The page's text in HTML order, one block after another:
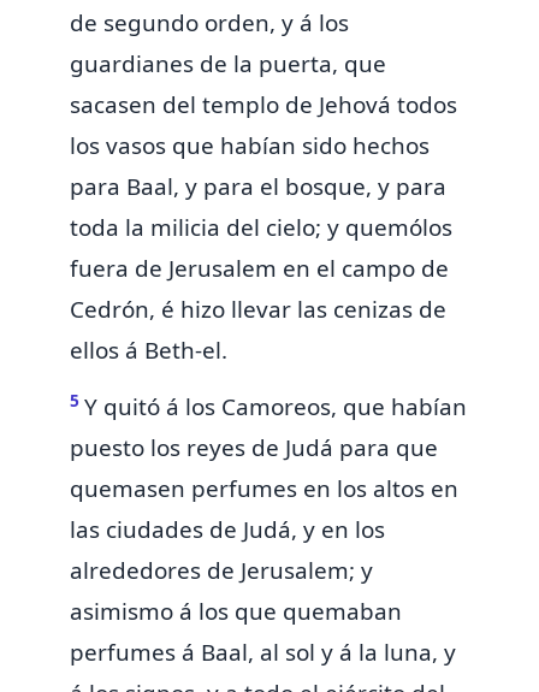
de segundo orden, y á los
guardianes de la puerta, que
sacasen del templo de Jehová todos
los vasos que habían sido hechos
para Baal, y para el bosque, y para
toda la milicia del cielo; y quemólos
fuera de Jerusalem en el campo de
Cedrón, é hizo llevar las cenizas de
ellos á Beth-el.
5 Y quitó á los Camoreos, que habían
puesto los reyes de Judá para que
quemasen perfumes en los altos en
las ciudades de Judá, y en los
alrededores de Jerusalem; y
asimismo á los que quemaban
perfumes á Baal, al sol y á la luna, y